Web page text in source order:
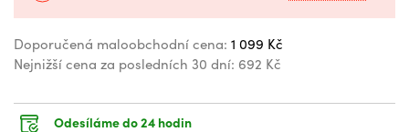
Doporučená maloobchodní cena: 1 099 Kč
Nejnižší cena za posledních 30 dní: 692 Kč
Odesíláme do 24 hodin